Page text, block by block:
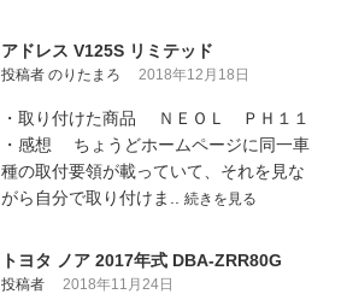
アドレス V125S リミテッド
投稿者 のりたまろ 2018年12月18日
・取り付けた商品 ＮＥＯＬ ＰＨ１１
・感想 ちょうどホームページに同一車
種の取付要領が載っていて、それを見な
がら自分で取り付けま.. 続きを見る
トヨタ ノア 2017年式 DBA-ZRR80G
投稿者 2018年11月24日